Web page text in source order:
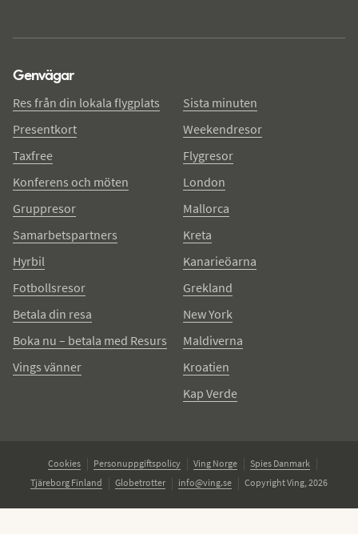
Genvägar
Res från din lokala flygplats
Presentkort
Taxfree
Konferens och möten
Gruppresor
Samarbetspartners
Hyrbil
Fotbollsresor
Betala din resa
Boka nu – betala med Resurs
Vings vänner
Sista minuten
Weekendresor
Flygresor
London
Mallorca
Kreta
Kanarieöarna
Grekland
New York
Maldiverna
Kroatien
Kap Verde
Cookies Personuppgiftspolicy Ving Norge
Spies Danmark
Tjäreborg Finland
Globetrotter info@ving.se Copyright Ving, 2026